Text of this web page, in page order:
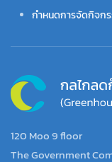
กำหนดการจัดกิจกร
120 Moo 9 floor
The Government